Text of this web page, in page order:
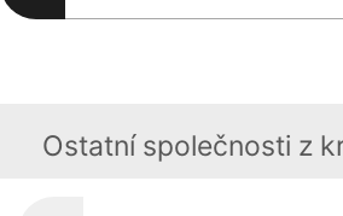
Ostatní společnosti z